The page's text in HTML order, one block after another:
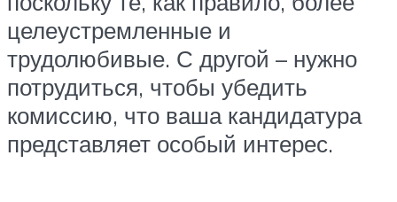
целеустремленные и
трудолюбивые. С другой – нужно
потрудиться, чтобы убедить
комиссию, что ваша кандидатура
представляет особый интерес.